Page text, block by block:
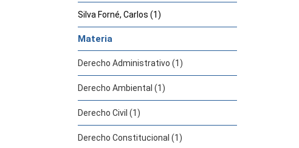
Silva Forné, Carlos (1)
Materia
Derecho Administrativo (1)
Derecho Ambiental (1)
Derecho Civil (1)
Derecho Constitucional (1)